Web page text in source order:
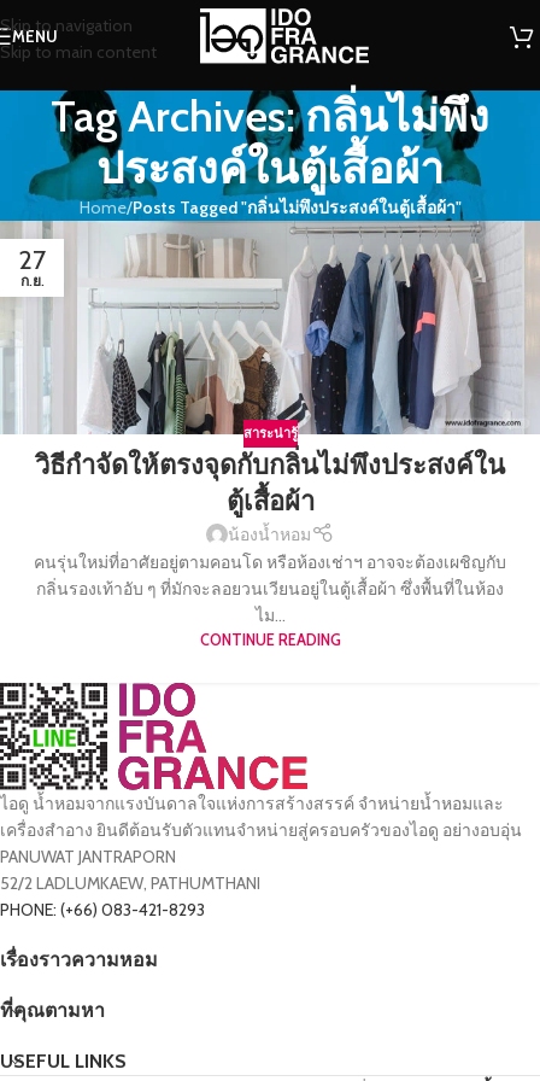
Skip to navigation
Skip to main content
MENU
Tag Archives: กลิ่นไม่พึง
ประสงค์ในตู้เสื้อผ้า
Home/Posts Tagged "กลิ่นไม่พึงประสงค์ในตู้เสื้อผ้า"
27
ก.ย.
สาระน่ารู้
วิธีกำจัดให้ตรงจุดกับกลิ่นไม่พึงประสงค์ใน
ตู้เสื้อผ้า
น้องน้ำหอม
คนรุ่นใหม่ที่อาศัยอยู่ตามคอนโด หรือห้องเช่าฯ อาจจะต้องเผชิญกับ
กลิ่นรองเท้าอับ ๆ ที่มักจะลอยวนเวียนอยู่ในตู้เสื้อผ้า ซึ่งพื้นที่ในห้อง
ไม...
CONTINUE READING
ไอดู น้ำหอมจากแรงบันดาลใจแห่งการสร้างสรรค์ จำหน่ายน้ำหอมและ
เครื่องสำอาง ยินดีต้อนรับตัวแทนจำหน่ายสู่ครอบครัวของไอดู อย่างอบอุ่น
PANUWAT JANTRAPORN
52/2 LADLUMKAEW, PATHUMTHANI
PHONE: (+66) 083-421-8293
เรื่องราวความหอม
ที่คุณตามหา
USEFUL LINKS